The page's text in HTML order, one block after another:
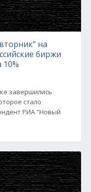
на
биржи
завершились
стало
РИА "Новый